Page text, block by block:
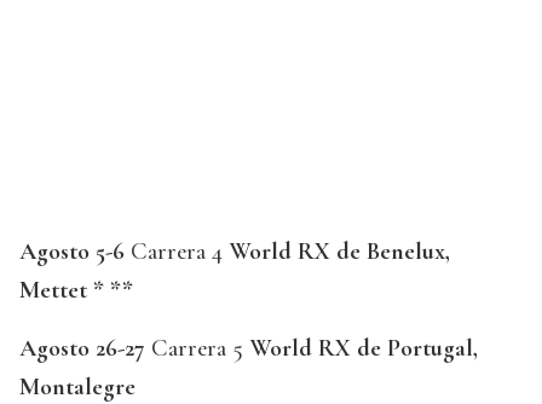
Agosto 5-6 Carrera 4 World RX de Benelux,
Mettet * **
Agosto 26-27 Carrera 5 World RX de Portugal,
Montalegre